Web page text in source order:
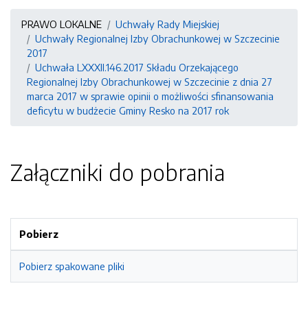
PRAWO LOKALNE
Uchwały Rady Miejskiej
Uchwały Regionalnej Izby Obrachunkowej w Szczecinie
2017
Uchwała LXXXII.146.2017 Składu Orzekającego
Regionalnej Izby Obrachunkowej w Szczecinie z dnia 27
marca 2017 w sprawie opinii o możliwości sfinansowania
deficytu w budżecie Gminy Resko na 2017 rok
Załączniki do pobrania
Pobierz
Pobierz spakowane pliki